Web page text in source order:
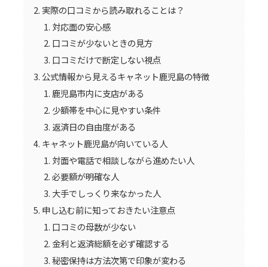
実際の口コミから読み取れることは？
対応面の安心感
口コミが少ないときの見方
口コミだけで断定しない視点
公式情報から見えるキャネット鹿児島の特徴
鹿児島市内に支店がある
少額帯を中心に見やすい条件
返済日の自由度がある
キャネット鹿児島が向いている人
対面や電話で相談しながら進めたい人
必要額が明確な人
大手でしっくり来なかった人
申し込む前に知っておきたい注意点
口コミの母数が少ない
金利と返済総額を必ず確認する
秘密保持は方法次第で印象が変わる